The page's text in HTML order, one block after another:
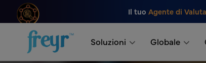
Salta al contenuto principale
Il tuo Agente di
Soluzioni Globale